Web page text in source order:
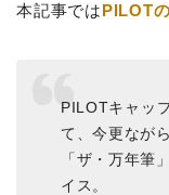
本記事ではPILOT
PILOTキャッ
て、今更なが
「ザ・万年筆
イス。